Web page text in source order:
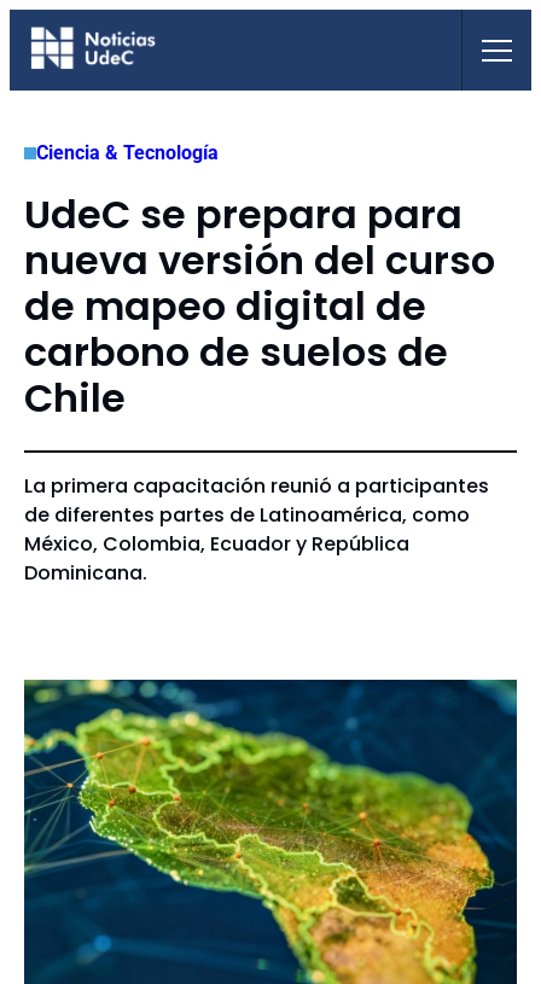
Saltar
Ciencia & Tecnología
UdeC se prepara para
nueva versión del curso
de mapeo digital de
carbono de suelos de
Chile
La primera capacitación reunió a participantes
de diferentes partes de Latinoamérica, como
México, Colombia, Ecuador y República
Dominicana.